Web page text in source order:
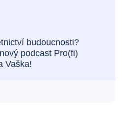
budoucnosti?
podcast Pro(fi)
Vaška!